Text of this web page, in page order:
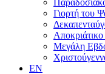
Γιορτή του
Μεγάλη
EN